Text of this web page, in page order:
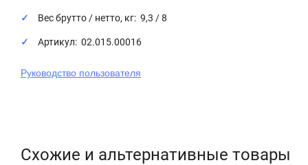
Вес брутто / нетто, кг: 9,3 / 8
Артикул: 02.015.00016
Руководство пользователя
Схожие и альтернативные товары